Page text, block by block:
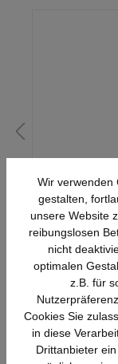
ALU-
247,52 €*
Wir verwenden
gestalten,
unsere Website
reibungslosen
nicht
optimalen
z.B. für
Cookies Sie
in diese
Drittanbieter